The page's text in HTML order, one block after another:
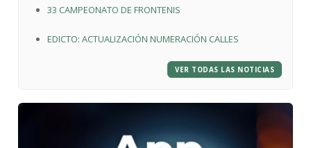
33 CAMPEONATO DE FRONTENIS
EDICTO: ACTUALIZACIÓN NUMERACIÓN CALLES
VER TODAS LAS NOTICIAS